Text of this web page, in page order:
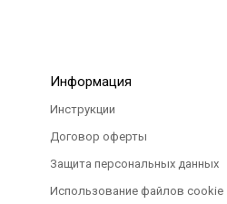
Информация
Инструкции
Договор оферты
Защита персональных данных
Использование файлов cookie